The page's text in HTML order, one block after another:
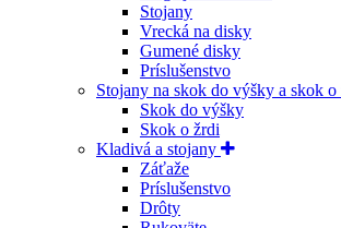
Stojany
Vrecká na disky
Gumené disky
Príslušenstvo
Stojany na skok do výšky a skok o
Skok do výšky
Skok o žrdi
Kladivá a stojany
Záťaže
Príslušenstvo
Drôty